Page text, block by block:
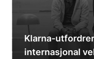
Klarna-
internasjonal